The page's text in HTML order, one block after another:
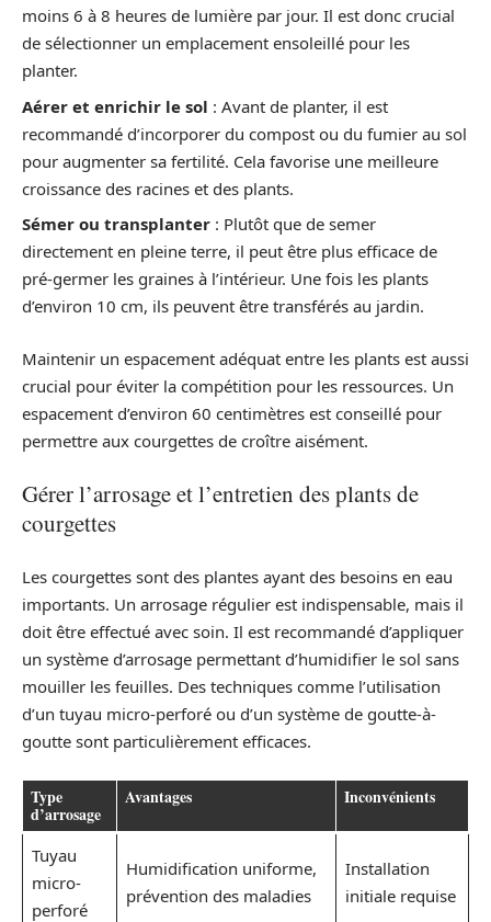
moins 6 à 8 heures de lumière par jour. Il est donc crucial
de sélectionner un emplacement ensoleillé pour les
planter.
Aérer et enrichir le sol : Avant de planter, il est
recommandé d’incorporer du compost ou du fumier au sol
pour augmenter sa fertilité. Cela favorise une meilleure
croissance des racines et des plants.
Sémer ou transplanter : Plutôt que de semer
directement en pleine terre, il peut être plus efficace de
pré-germer les graines à l’intérieur. Une fois les plants
d’environ 10 cm, ils peuvent être transférés au jardin.
Maintenir un espacement adéquat entre les plants est aussi
crucial pour éviter la compétition pour les ressources. Un
espacement d’environ 60 centimètres est conseillé pour
permettre aux courgettes de croître aisément.
Gérer l’arrosage et l’entretien des plants de
courgettes
Les courgettes sont des plantes ayant des besoins en eau
importants. Un arrosage régulier est indispensable, mais il
doit être effectué avec soin. Il est recommandé d’appliquer
un système d’arrosage permettant d’humidifier le sol sans
mouiller les feuilles. Des techniques comme l’utilisation
d’un tuyau micro-perforé ou d’un système de goutte-à-
goutte sont particulièrement efficaces.
Type
d’arrosage
Avantages Inconvénients
Tuyau
micro-
perforé
Humidification uniforme,
prévention des maladies
Installation
initiale requise